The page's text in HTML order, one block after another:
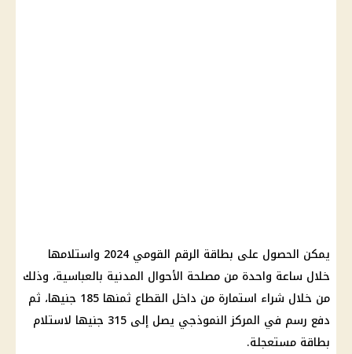
يمكن الحصول على بطاقة الرقم القومي
2024 واستلامها
خلال ساعة واحدة من مصلحة الأحوال المدنية بالعباسية، وذلك
من خلال شراء استمارة من داخل القطاع ثمنها 185 جنيها، ثم
دفع رسم في المركز النموذجي يصل إلى 315 جنيها لاستلام
بطاقة مستعجلة.